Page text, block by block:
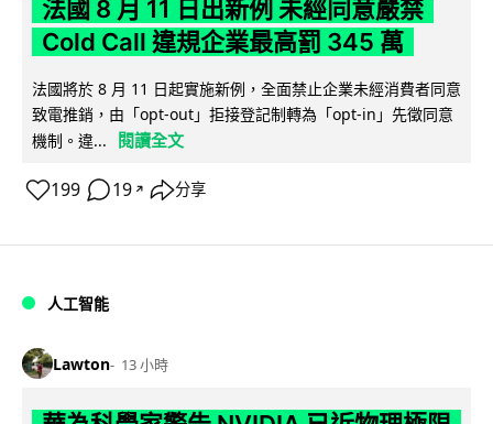
法國 8 月 11 日出新例 未經同意嚴禁
Cold Call 違規企業最高罰 345 萬
法國將於 8 月 11 日起實施新例，全面禁止企業未經消費者同意
致電推銷，由「opt-out」拒接登記制轉為「opt-in」先徵同意
機制。違...
閱讀全文
199 19 ↗ 分享
人工智能
Lawton 13 小時